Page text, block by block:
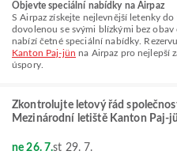
Objevte speciální nabídky na Airpaz
S Airpaz získejte nejlevnější letenky
dovolenou se svými blízkými bez
nabízí četné speciální nabídky.
Kanton Paj-jün na Airpaz pro nejlepší
úspory.
Zkontrolujte letový řád
Mezinárodní letiště Kanton Paj-
ne 26. 7.st 29. 7.